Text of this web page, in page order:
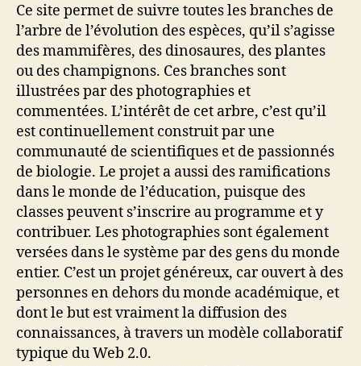
Ce site permet de suivre toutes les branches de
l’arbre de l’évolution des espèces, qu’il s’agisse
des mammifères, des dinosaures, des plantes
ou des champignons. Ces branches sont
illustrées par des photographies et
commentées. L’intérêt de cet arbre, c’est qu’il
est continuellement construit par une
communauté de scientifiques et de passionnés
de biologie. Le projet a aussi des ramifications
dans le monde de l’éducation, puisque des
classes peuvent s’inscrire au programme et y
contribuer. Les photographies sont également
versées dans le système par des gens du monde
entier. C’est un projet généreux, car ouvert à des
personnes en dehors du monde académique, et
dont le but est vraiment la diffusion des
connaissances, à travers un modèle collaboratif
typique du Web 2.0.